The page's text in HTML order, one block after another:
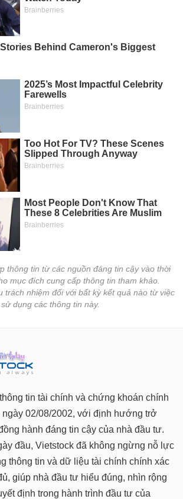
thông tin từ các nguồn đáng tin cậy vào thời
mục đích cung cấp thông tin tham khảo.
trách nhiệm đối với bất kỳ kết quả nào từ việc
sử dụng các thông tin này.
tin tài chính và chứng khoán chính
02/08/2002, với định hướng trở
hành đáng tin cậy của nhà đầu tư.
đầu, Vietstock đã không ngừng nỗ lực
thông tin và dữ liệu tài chính chính xác
giúp nhà đầu tư hiểu đúng, nhìn rộng
định trong hành trình đầu tư của